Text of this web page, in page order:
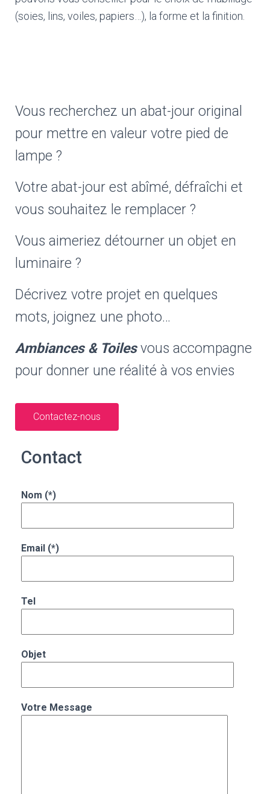
(soies, lins, voiles, papiers…), la forme et la finition.
Choisir l'habillage et les finitions
Vous recherchez un abat-jour original
pour mettre en valeur votre pied de
lampe ?
Votre abat-jour est abîmé, défraîchi et
vous souhaitez le remplacer ?
Vous aimeriez détourner un objet en
luminaire ?
Décrivez votre projet en quelques
mots, joignez une photo…
Ambiances & Toilesvous accompagne
pour donner une réalité à vos envies
Contactez-nous
Contact
Nom (*)
Email (*)
Tel
Objet
Votre Message